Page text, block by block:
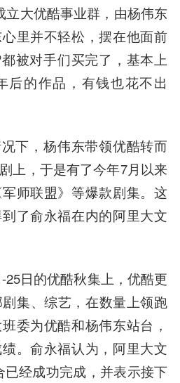
立大优酷事业群，由杨伟东
里并不轻松，摆在他面前
被对手们买完了，基本上
后的作品，有钱也花不出
，杨伟东带领优酷转而
上，于是有了今年7月以来
师联盟》等爆款剧集。这
了俞永福在内的阿里大文
日的优酷秋集上，优酷更
集、综艺，在数量上领跑
委为优酷和杨伟东站台，
。俞永福认为，阿里大文
经成功完成，并表示接下